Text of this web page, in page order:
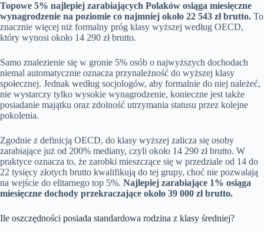
Topowe 5% najlepiej zarabiających Polaków osiąga miesięczne
wynagrodzenie na poziomie co najmniej około 22 543 zł brutto. To
znacznie więcej niż formalny próg klasy wyższej według OECD,
który wynosi około 14 290 zł brutto.
Samo znalezienie się w gronie 5% osób o najwyższych dochodach
niemal automatycznie oznacza przynależność do wyższej klasy
społecznej. Jednak według socjologów, aby formalnie do niej należeć,
nie wystarczy tylko wysokie wynagrodzenie, konieczne jest także
posiadanie majątku oraz zdolność utrzymania statusu przez kolejne
pokolenia.
Zgodnie z definicją OECD, do klasy wyższej zalicza się osoby
zarabiające już od 200% mediany, czyli około 14 290 zł brutto. W
praktyce oznacza to, że zarobki mieszczące się w przedziale od 14 do
22 tysięcy złotych brutto kwalifikują do tej grupy, choć nie pozwalają
na wejście do elitarnego top 5%. Najlepiej zarabiające 1% osiąga
miesięczne dochody przekraczające około 39 000 zł brutto.
Ile oszczędności posiada standardowa rodzina z klasy średniej?